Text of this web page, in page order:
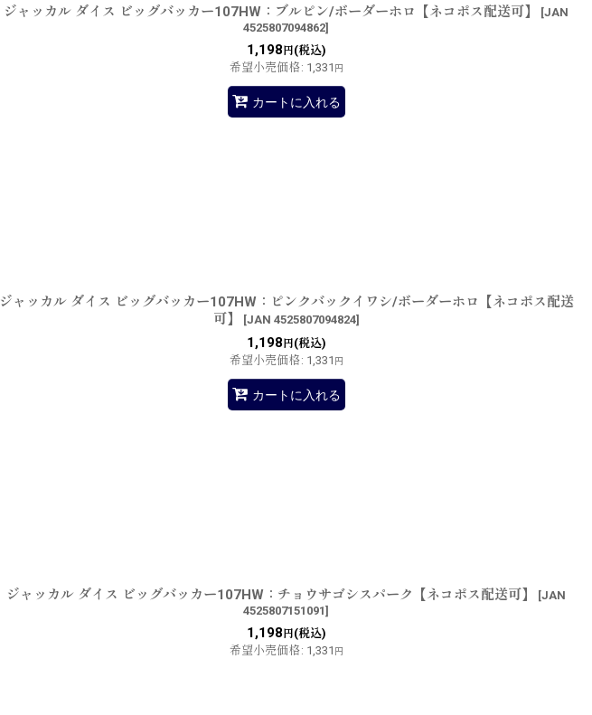
ジャッカル ダイス ビッグバッカー107HW：ブルピン/ボーダーホロ【ネコポス配送可】 [JAN
4525807094862]
1,198 円(税込)
希望小売価格: 1,331 円
カートに入れる
ジャッカル ダイス ビッグバッカー107HW：ピンクバックイワシ/ボーダーホロ【ネコポス配送
可】
[JAN 4525807094824]
1,198 円(税込)
希望小売価格: 1,331 円
カートに入れる
ジャッカル ダイス ビッグバッカー107HW：チョウサゴシスパーク【ネコポス配送可】 [JAN
4525807151091]
1,198 円(税込)
希望小売価格: 1,331 円